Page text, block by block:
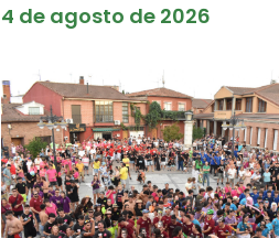
4 de agosto de 2026